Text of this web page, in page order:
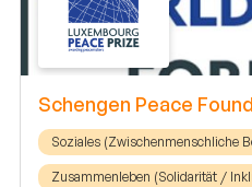
Schengen Peace
Soziales (Zwischenmenschliche
Zusammenleben (Solidarität /